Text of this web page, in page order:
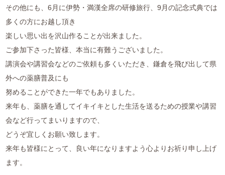
和の薬膳®クラス
山内メソッドセミナー
特別講座
ご利用案内
アクセス
よくある質問
お仕事のご依頼
その他にも、6月に伊勢・満漢全席の研修旅行、9月の記念式典では
多くの方にお越し頂き
楽しい思い出を沢山作ることが出来ました。
ご参加下さった皆様、本当に有難うございました。
講演会や講習会などのご依頼も多くいただき、鎌倉を飛び出して県
外への薬膳普及にも
努めることができた一年でもありました。
来年も、薬膳を通してイキイキとした生活を送るための授業や講習
会など行ってまいりますので、
どうぞ宜しくお願い致します。
来年も皆様にとって、良い年になりますよう心よりお祈り申し上げ
ます。